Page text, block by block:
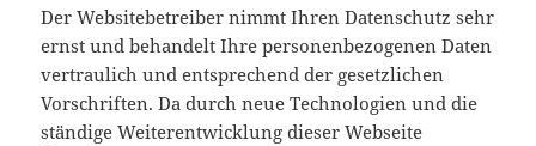
Der Websitebetreiber nimmt Ihren Datenschutz sehr
ernst und behandelt Ihre personenbezogenen Daten
vertraulich und entsprechend der gesetzlichen
Vorschriften. Da durch neue Technologien und die
ständige Weiterentwicklung dieser Webseite